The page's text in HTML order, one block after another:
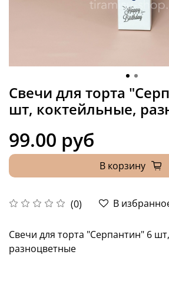
Свечи для торта
шт, коктейльные,
(0) В
99.00 руб
В корзину
Свечи для торта "Серпантин" 6
разноцветные